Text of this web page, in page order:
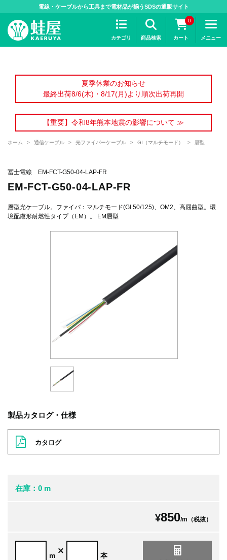
電線・ケーブルから工具まで電材品が揃うSDSの通販サイト
カテゴリ 商品検索
0
カート メニュー
夏季休業のお知らせ
最終出荷8/6(木)・8/17(月)より順次出荷再開
【重要】令和8年熊本地震の影響について ≫
ホーム > 通信ケーブル > 光ファイバーケーブル > GI（マルチモード） > 層型
冨士電線 EM-FCT-G50-04-LAP-FR
EM-FCT-G50-04-LAP-FR
層型光ケーブル。ファイバ：マルチモード(GI 50/125)、OM2、高屈曲型。環
境配慮形耐燃性タイプ（EM）。 EM層型
製品カタログ・仕様
カタログ
在庫：0 m
¥850/m（税抜）
m × 本